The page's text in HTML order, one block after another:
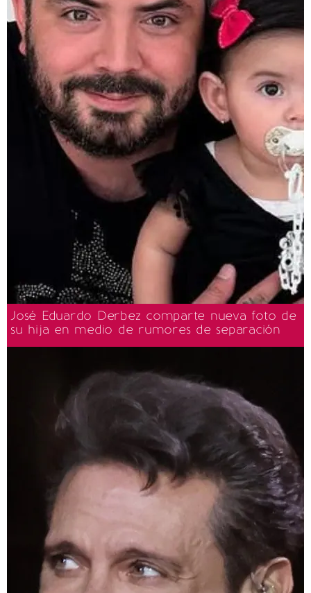
José Eduardo Derbez comparte nueva foto de
su hija en medio de rumores de separación